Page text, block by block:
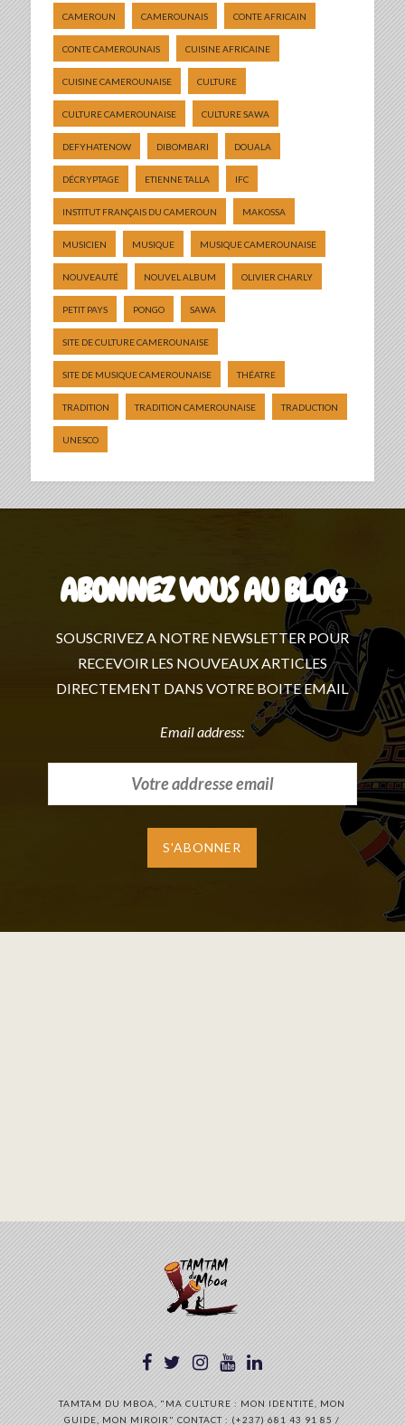
CAMEROUN CAMEROUNAIS CONTE AFRICAIN
CONTE CAMEROUNAIS CUISINE AFRICAINE
CUISINE CAMEROUNAISE CULTURE
CULTURE CAMEROUNAISE CULTURE SAWA
DEFYHATENOW DIBOMBARI DOUALA
DÉCRYPTAGE ETIENNE TALLA IFC
INSTITUT FRANÇAIS DU CAMEROUN MAKOSSA
MUSICIEN MUSIQUE MUSIQUE CAMEROUNAISE
NOUVEAUTÉ NOUVEL ALBUM OLIVIER CHARLY
PETIT PAYS PONGO SAWA
SITE DE CULTURE CAMEROUNAISE
SITE DE MUSIQUE CAMEROUNAISE THÉATRE
TRADITION TRADITION CAMEROUNAISE TRADUCTION
UNESCO
ABONNEZ VOUS AU BLOG
SOUSCRIVEZ A NOTRE NEWSLETTER POUR
RECEVOIR LES NOUVEAUX ARTICLES
DIRECTEMENT DANS VOTRE BOITE EMAIL
Email address:
TAMTAM DU MBOA, "MA CULTURE : MON IDENTITÉ, MON
GUIDE, MON MIROIR" CONTACT : (+237) 681 43 91 85 /